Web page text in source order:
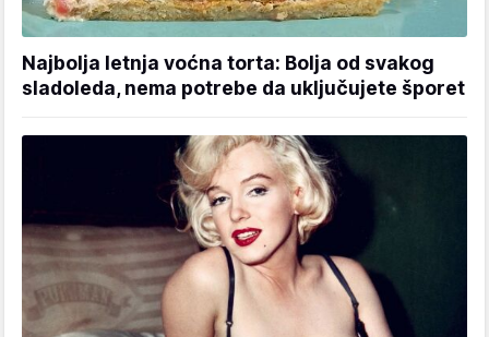
Najbolja letnja voćna torta: Bolja od svakog
sladoleda, nema potrebe da uključujete šporet